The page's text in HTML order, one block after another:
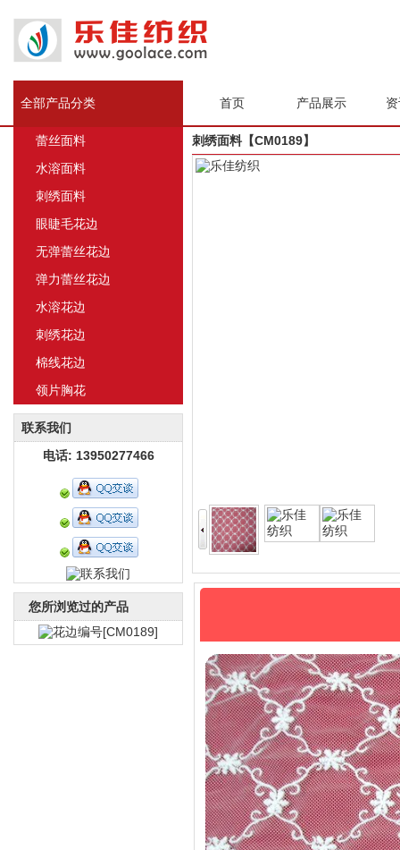
全部产品分类 首页 产品展示
刺绣面料【CM0189】
蕾丝面料
水溶面料
刺绣面料
眼睫毛花边
无弹蕾丝花边
弹力蕾丝花边
水溶花边
刺绣花边
棉线花边
领片胸花
联系我们
电话: 13950277466
您所浏览过的产品